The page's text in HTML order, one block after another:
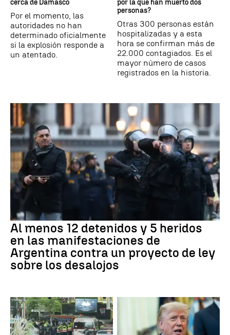
cerca de Damasco
Por el momento, las
autoridades no han
determinado oficialmente
si la explosión responde a
un atentado.
por la que han muerto dos
personas?
Otras 300 personas están
hospitalizadas y a esta
hora se confirman más de
22.000 contagiados. Es el
mayor número de casos
registrados en la historia.
Al menos 12 detenidos y 5 heridos
en las manifestaciones de
Argentina contra un proyecto de ley
sobre los desalojos